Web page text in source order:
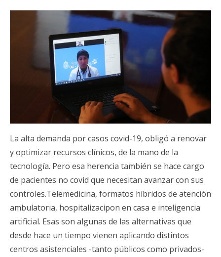
La alta demanda por casos covid-19, obligó a renovar
y optimizar recursos clínicos, de la mano de la
tecnología. Pero esa herencia también se hace cargo
de pacientes no covid que necesitan avanzar con sus
controles.Telemedicina, formatos híbridos de atención
ambulatoria, hospitalizacipon en casa e inteligencia
artificial. Esas son algunas de las alternativas que
desde hace un tiempo vienen aplicando distintos
centros asistenciales -tanto públicos como privados-